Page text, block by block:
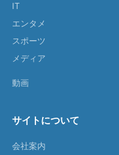
IT
エンタメ
スポーツ
メディア
動画
サイトについて
会社案内